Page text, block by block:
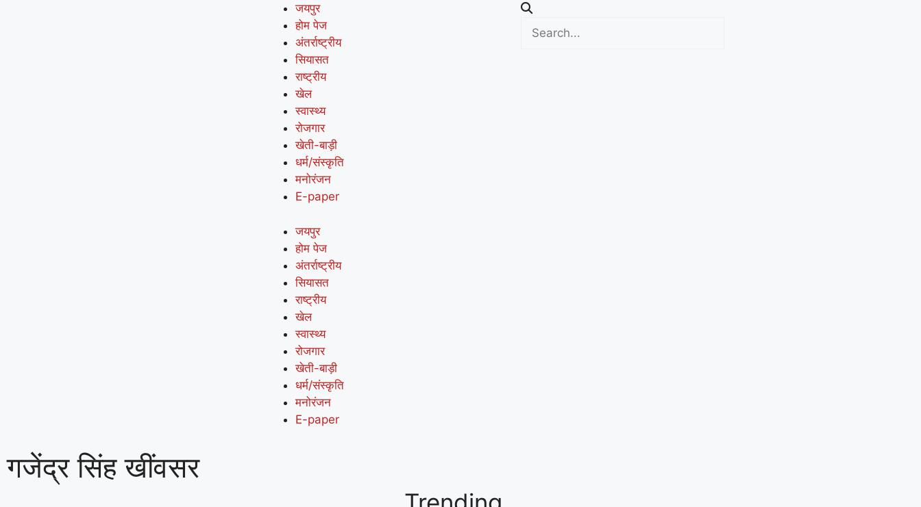
जयपुर
होम पेज
अंतर्राष्ट्रीय
सियासत
राष्ट्रीय
खेल
स्वास्थ्य
रोजगार
खेती-बाड़ी
धर्म/संस्कृति
मनोरंजन
E-paper
जयपुर
होम पेज
अंतर्राष्ट्रीय
सियासत
राष्ट्रीय
खेल
स्वास्थ्य
रोजगार
खेती-बाड़ी
धर्म/संस्कृति
मनोरंजन
E-paper
गजेंद्र सिंह खींवसर